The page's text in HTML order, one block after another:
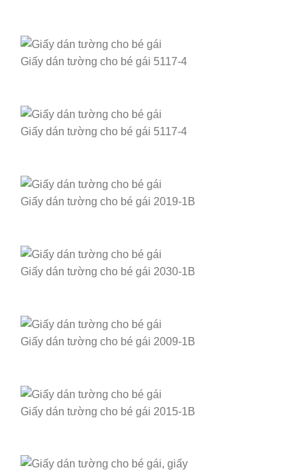
Giấy dán tường cho bé gái 5117-4
Giấy dán tường cho bé gái 5117-4
Giấy dán tường cho bé gái 2019-1B
Giấy dán tường cho bé gái 2030-1B
Giấy dán tường cho bé gái 2009-1B
Giấy dán tường cho bé gái 2015-1B